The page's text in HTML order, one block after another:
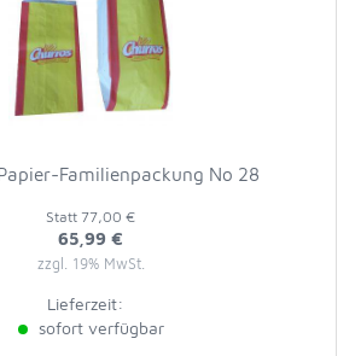
Familienpackung No 28
Statt 77,00 €
65,99 €
zzgl. 19% MwSt.
Lieferzeit:
sofort verfügbar